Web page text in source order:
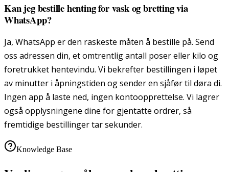
Kan jeg bestille henting for vask og bretting via
WhatsApp?
Ja, WhatsApp er den raskeste måten å bestille på. Send
oss adressen din, et omtrentlig antall poser eller kilo og
foretrukket hentevindu. Vi bekrefter bestillingen i løpet
av minutter i åpningstiden og sender en sjåfør til døra di.
Ingen app å laste ned, ingen kontoopprettelse. Vi lagrer
også opplysningene dine for gjentatte ordrer, så
fremtidige bestillinger tar sekunder.
Knowledge Base